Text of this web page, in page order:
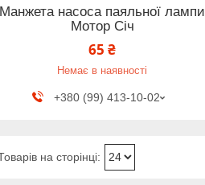
Манжета насоса паяльної лампи
Мотор Січ
65 ₴
Немає в наявності
+380 (99) 413-10-02